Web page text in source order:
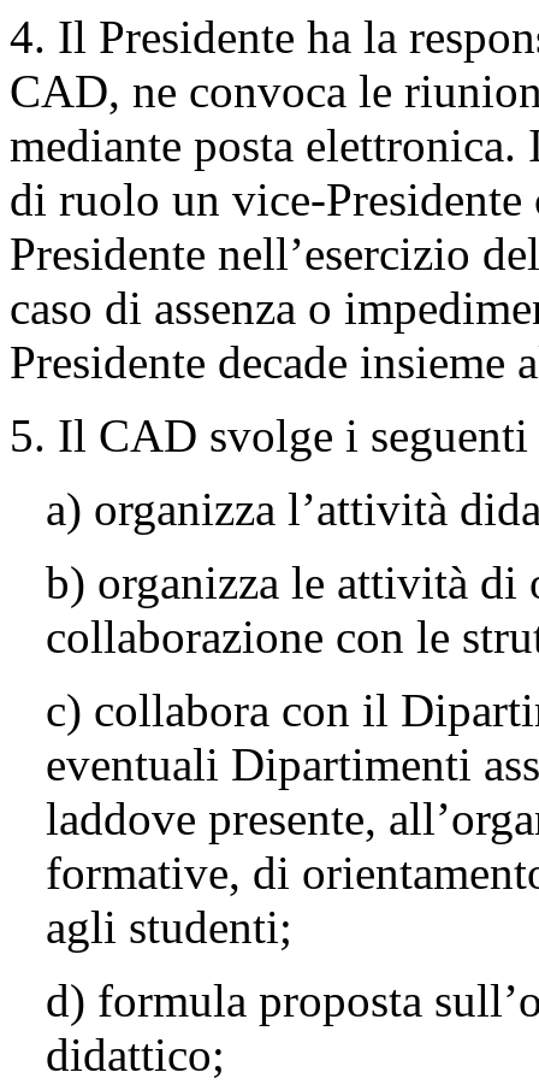
4. Il Presidente ha la
CAD, ne convoca le
mediante posta
di ruolo un vice-
Presidente nell’esercizio
caso di assenza o
Presidente decade insieme
5. Il CAD svolge i
a) organizza l’attività
b) organizza le attività di
collaborazione con le
c) collabora con il
eventuali Dipartimenti
laddove presente,
formative, di
agli studenti;
d) formula proposta
didattico;